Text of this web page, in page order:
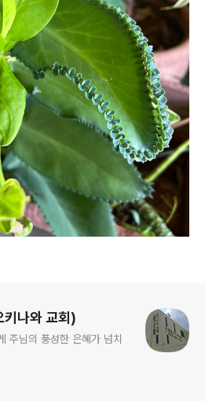
나와 교회)
주님의 풍성한 은혜가 넘치